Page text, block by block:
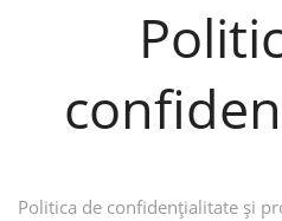
Politica de confidențialitate și